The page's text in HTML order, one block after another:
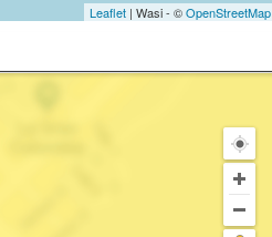
Leaflet | Wasi - ©OpenStreetMap